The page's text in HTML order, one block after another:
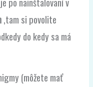
,tam si povolite
do kedy sa má
(môžete mať